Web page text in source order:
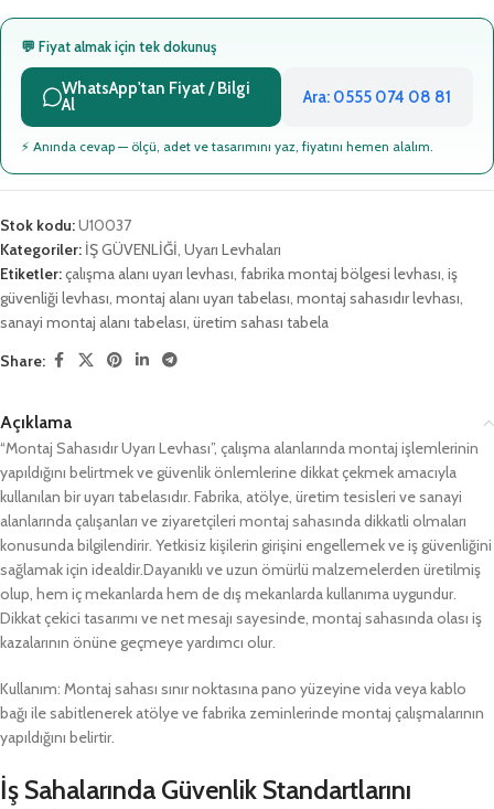
💬 Fiyat almak için tek dokunuş
WhatsApp'tan Fiyat / Bilgi
Al
Ara: 0555 074 08 81
⚡ Anında cevap — ölçü, adet ve tasarımını yaz, fiyatını hemen alalım.
Stok kodu:U10037
Kategoriler: İŞ GÜVENLİĞİ, Uyarı Levhaları
Etiketler:çalışma alanı uyarı levhası, fabrika montaj bölgesi levhası, iş
güvenliği levhası, montaj alanı uyarı tabelası, montaj sahasıdır levhası,
sanayi montaj alanı tabelası, üretim sahası tabela
Share:
Açıklama
“Montaj Sahasıdır Uyarı Levhası”, çalışma alanlarında montaj işlemlerinin
yapıldığını belirtmek ve güvenlik önlemlerine dikkat çekmek amacıyla
kullanılan bir uyarı tabelasıdır. Fabrika, atölye, üretim tesisleri ve sanayi
alanlarında çalışanları ve ziyaretçileri montaj sahasında dikkatli olmaları
konusunda bilgilendirir. Yetkisiz kişilerin girişini engellemek ve iş güvenliğini
sağlamak için idealdir.Dayanıklı ve uzun ömürlü malzemelerden üretilmiş
olup, hem iç mekanlarda hem de dış mekanlarda kullanıma uygundur.
Dikkat çekici tasarımı ve net mesajı sayesinde, montaj sahasında olası iş
kazalarının önüne geçmeye yardımcı olur.
Kullanım: Montaj sahası sınır noktasına pano yüzeyine vida veya kablo
bağı ile sabitlenerek atölye ve fabrika zeminlerinde montaj çalışmalarının
yapıldığını belirtir.
İş Sahalarında Güvenlik Standartlarını